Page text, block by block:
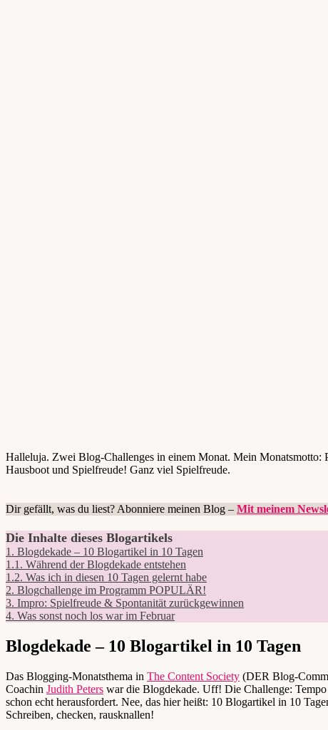
Halleluja. Zwei Blog-Challenges in einem Monat. Mein Monatsmotto:
Hausboot und Spielfreude! Ganz viel Spielfreude.
Dir gefällt, was du liest? Abonniere meinen Blog – Mit meinem
Die Inhalte dieses Blogartikels
1. Blogdekade – 10 Blogartikel in 10 Tagen
1.1. Während der Blogdekade entstehen
1.2. Was ich in diesen 10 Tagen gelernt habe
2. Blogchallenge im Programm POPULÄR!
3. Impro: Spielfreude & Spontanität zurückgewinnen
4. Was sonst noch los war im Februar
Blogdekade – 10 Blogartikel in 10 Tagen
Das Blogging-Monatsthema in The Content Society (DER Blog-
Coachin Judith Peters war die Blogdekade. Uff! Die Challenge:
schon echt herausfordert. Nee, das hier heißt: 10 Blogartikel in 10
Schreiben, checken, rausknallen!